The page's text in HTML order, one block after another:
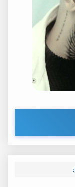
Das Va Das
32. Ranja Roo
Darde
Fanoos
Farhad
6 Daraje
37. Gelareh
39. Interview
40. Farhad
Eshgh